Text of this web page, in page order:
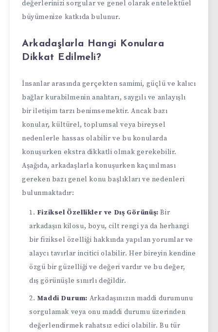
değerlerinizi sorgular ve genel olarak entelektüel
büyümenize katkıda bulunur.
Arkadaşlarla Hangi Konulara
Dikkat Edilmeli?
İnsanlar arasında gerçekten samimi, güçlü ve kalıcı
bağlar kurabilmenin anahtarı, saygılı ve anlayışlı
bir iletişim tarzı benimsemektir. Ancak bazı
konular, kültürel, toplumsal veya bireysel
nedenlerle hassas olabilir ve bu konularda
konuşurken ekstra dikkatli olmak gerekebilir.
Aşağıda, arkadaşlarla konuşurken kaçınılması
gereken bazı genel konu başlıkları ve nedenleri
bulunmaktadır:
Fiziksel Özellikler ve Dış Görünüş: Bir
arkadaşın kilosu, boyu, cilt rengi ya da herhangi
bir fiziksel özelliği hakkında yapılan yorumlar ve
alaycı tavırlar incitici olabilir. Her bireyin kendine
özgü bir güzelliği ve değeri vardır ve bu değer,
dış görünüşle sınırlı değildir.
Maddi Durum: Arkadaşınızın maddi durumunu
sorgulamak veya onu maddi durumu üzerinden
değerlendirmek rahatsız edici olabilir. Bu tür